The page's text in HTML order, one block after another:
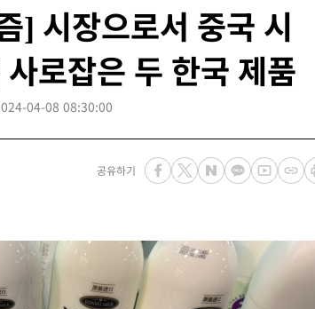
] 시장으로서 중국 시
로잡은 두 한국 제품
04-08 08:30:00
공유하기